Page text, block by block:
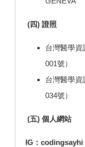
(四) 證照
台灣醫學資
001號）
台灣醫學資
034號）
(五) 個人網站
IG：codingsayhi